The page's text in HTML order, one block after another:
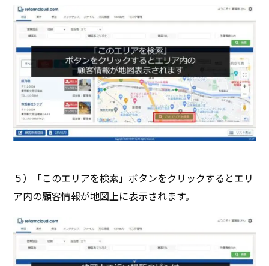
５）「このエリアを検索」ボタンをクリックするとエリ
ア内の顧客情報が地図上に表示されます。